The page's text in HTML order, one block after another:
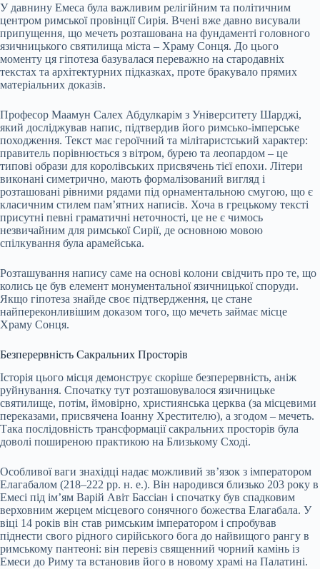
У давнину Емеса була важливим релігійним та політичним
центром римської провінції Сирія. Вчені вже давно висували
припущення, що мечеть розташована на фундаменті головного
язичницького святилища міста – Храму Сонця. До цього
моменту ця гіпотеза базувалася переважно на стародавніх
текстах та архітектурних підказках, проте бракувало прямих
матеріальних доказів.
Професор Маамун Салех Абдулкарім з Університету Шарджі,
який досліджував напис, підтвердив його римсько-імперське
походження. Текст має героїчний та мілітаристський характер:
правитель порівнюється з вітром, бурею та леопардом – це
типові образи для королівських присвячень тієї епохи. Літери
виконані симетрично, мають формалізований вигляд і
розташовані рівними рядами під орнаментальною смугою, що є
класичним стилем пам’ятних написів. Хоча в грецькому тексті
присутні певні граматичні неточності, це не є чимось
незвичайним для римської Сирії, де основною мовою
спілкування була арамейська.
Розташування напису саме на основі колони свідчить про те, що
колись це був елемент монументальної язичницької споруди.
Якщо гіпотеза знайде своє підтвердження, це стане
найпереконливішим доказом того, що мечеть займає місце
Храму Сонця.
Безперервність Сакральних Просторів
Історія цього місця демонструє скоріше безперервність, аніж
руйнування. Спочатку тут розташовувалося язичницьке
святилище, потім, ймовірно, християнська церква (за місцевими
переказами, присвячена Іоанну Хрестителю), а згодом – мечеть.
Така послідовність трансформації сакральних просторів була
доволі поширеною практикою на Близькому Сході.
Особливої ваги знахідці надає можливий зв’язок з імператором
Елагабалом (218–222 рр. н. е.). Він народився близько 203 року в
Емесі під ім’ям Варій Авіт Бассіан і спочатку був спадковим
верховним жерцем місцевого сонячного божества Елагабала. У
віці 14 років він став римським імператором і спробував
піднести свого рідного сирійського бога до найвищого рангу в
римському пантеоні: він перевіз священний чорний камінь із
Емеси до Риму та встановив його в новому храмі на Палатині.